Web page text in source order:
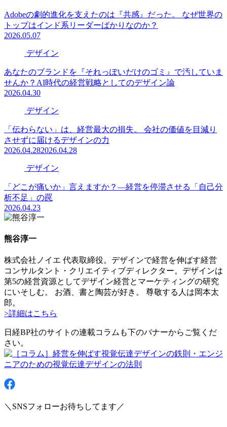
Adobeの劇的進化を支えたのは『共感』だった。 なぜ世界の
トップはインド系リーダーばかりなのか？
2026.05.07
デザイン
あなたのブランドを『それっぽいだけのゴミ』で汚していま
せんか？AI時代の経営戦略としてのデザイン論
2026.04.30
デザイン
「伝わらない」は、経営最大の損失。 会社の価値を目減り
させずに届けるデザインの力
2026.04.282026.04.28
デザイン
「どこが痛いか」言えますか？―経営を停滞させる「自己分
析不足」の罠
2026.04.23
熊谷淳一
株式会社ノイエ 代表取締役。デザインで経営を伸ばす経営
コンサルタント・クリエイティブディレクター。デザインは
第5の経営資源としてデザイン経営とマーケティングの研究
にいそしむ。 お酒、書と陶芸が好き。 尊敬する人は岡本太
郎。
>詳細はこちら
日経BP社のサイトの連載コラムも下のバナーからご覧くだ
さい。
＼SNSフォローお待ちしてます／